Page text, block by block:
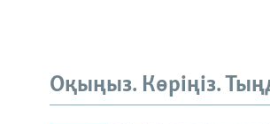
Оқыңыз. Көріңіз.